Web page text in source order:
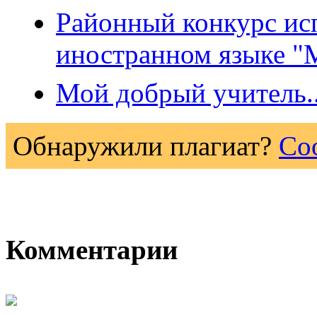
Районный конкурс
иностранном языке
Мой добрый
Обнаружили плагиат?
Комментарии